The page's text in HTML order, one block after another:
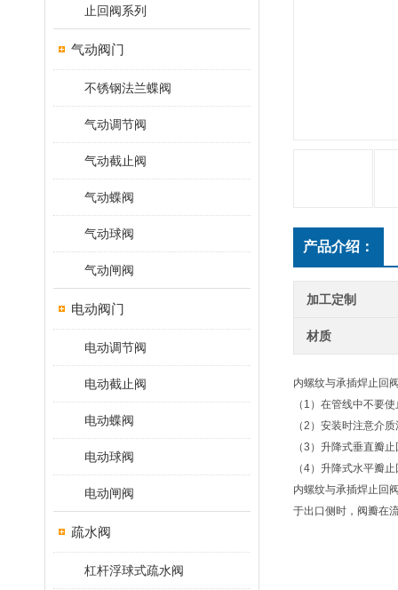
止回阀系列
气动阀门
不锈钢法兰蝶阀
气动调节阀
气动截止阀
气动蝶阀
气动球阀
气动闸阀
电动阀门
电动调节阀
电动截止阀
电动蝶阀
电动球阀
电动闸阀
疏水阀
杠杆浮球式疏水阀
产品介绍：
加工定制
材质
内螺纹与承插焊止回
（1）在管线中不要
（2）安装时注意介
（3）升降式垂直瓣
（4）升降式水平瓣
内螺纹与承插焊止回
于出口侧时，阀瓣在